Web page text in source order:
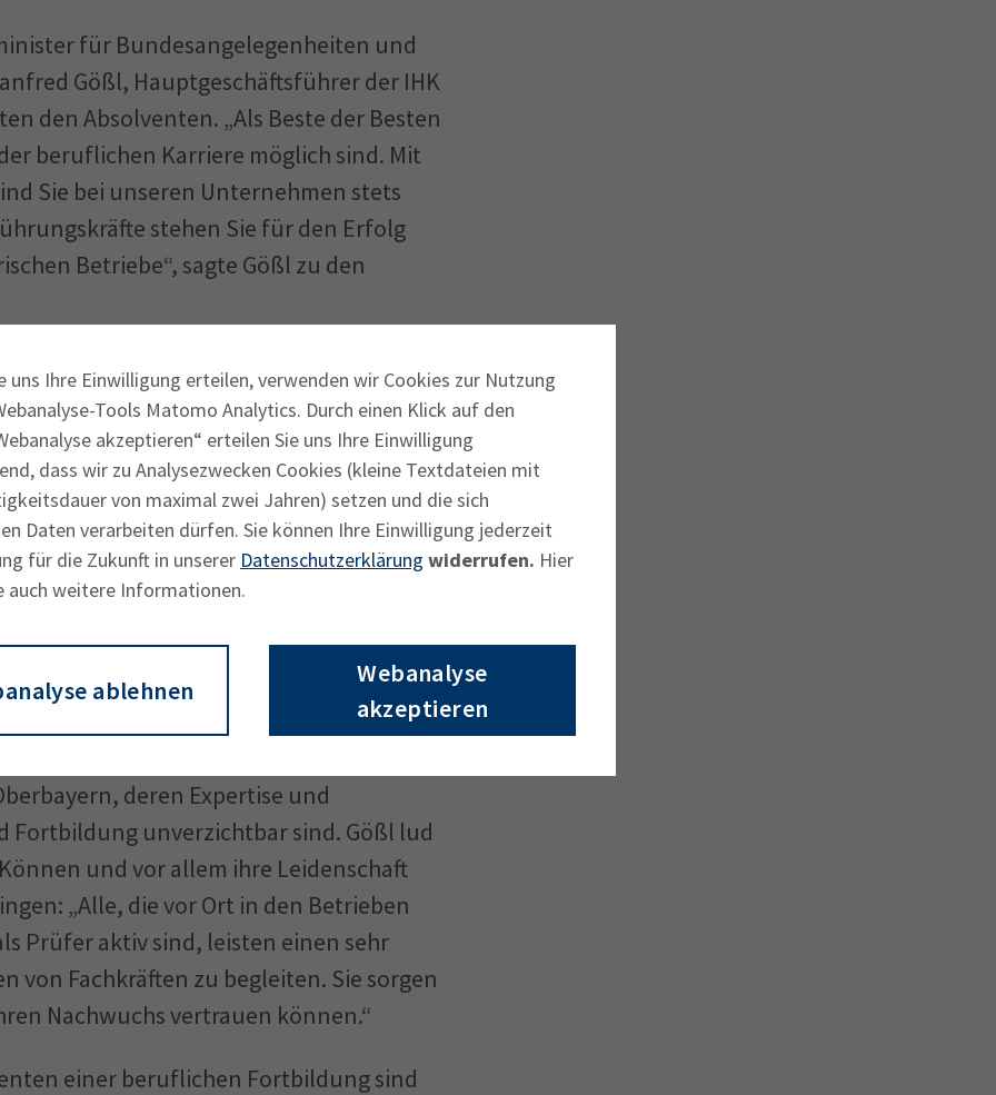
uns Ihre Einwilligung erteilen, verwenden wir Cookies zur Nutzung
Tools Matomo Analytics. Durch einen Klick auf den
akzeptieren“ erteilen Sie uns Ihre Einwilligung
dass wir zu Analysezwecken Cookies (kleine Textdateien mit
von maximal zwei Jahren) setzen und die sich
Daten verarbeiten dürfen. Sie können Ihre Einwilligung jederzeit
für die Zukunft in unserer Datenschutzerklärung widerrufen. Hier
auch weitere Informationen.
ablehnen
Webanalyse
akzeptieren
für Bundesangelegenheiten und
Gößl, Hauptgeschäfts­führer der IHK
den Absolventen. „Als Beste der Besten
beruflichen Karriere möglich sind. Mit
Sie bei unseren Unternehmen stets
stehen Sie für den Erfolg
Betriebe“, sagte Gößl zu den
würdigt die besonderen Erfolge
Fortbildungsprüfungen. Die
die Bedeutung der beruflichen Bildung
Preisträger stehen mit ihrem Wissen
ganz hoch im Kurs und sind
erfolgreiche wirtschaftliche Zukunft
gerne und setzen auch künftig auf die
Bildung. Herzlichen
zu ihren herausragenden
9.000 ehrenamtlichen Prüferinnen
deren Expertise und
Fortbildung unverzichtbar sind. Gößl lud
und vor allem ihre Leidenschaft
„Alle, die vor Ort in den Betrieben
Prüfer aktiv sind, leisten einen sehr
von Fachkräften zu begleiten. Sie sorgen
Nachwuchs vertrauen können.“
einer beruflichen Fortbildung sind